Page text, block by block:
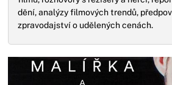
dění, analýzy filmových trendů,
zpravodajství o udělených cenách.